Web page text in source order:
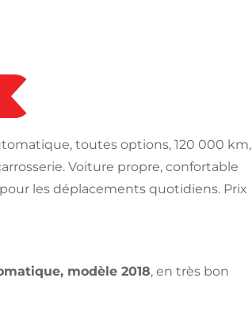
toutes options, 120 000 km,
Voiture propre, confortable
les déplacements quotidiens. Prix
modèle 2018, en très bon